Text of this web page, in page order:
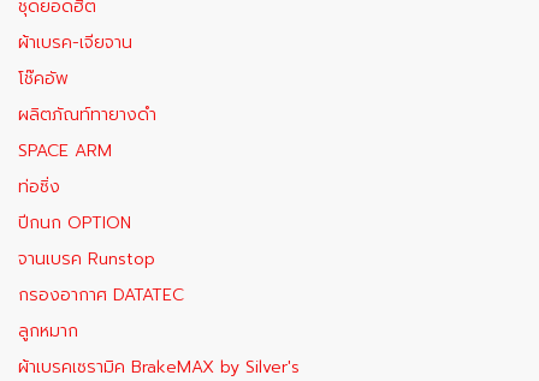
ชุดยอดฮิต
ผ้าเบรค-เจียจาน
โช๊คอัพ
ผลิตภัณท์ทายางดำ
SPACE ARM
ท่อซิ่ง
ปีกนก OPTION
จานเบรค Runstop
กรองอากาศ DATATEC
ลูกหมาก
ผ้าเบรคเซรามิค BrakeMAX​ by Silver's